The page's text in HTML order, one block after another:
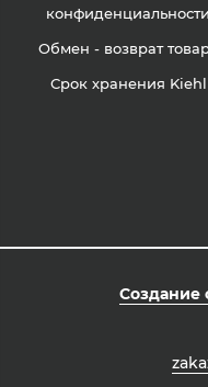
конфиденциальности
Обмен - возврат
Срок хранения Kiehl
Создание